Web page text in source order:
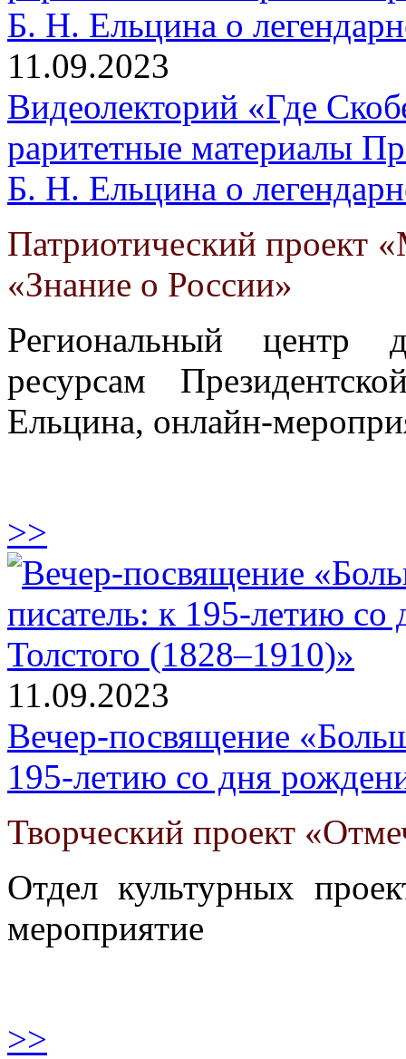
11.09.2023
Видеолекторий «Где
раритетные материалы
Б. Н. Ельцина о
Патриотический проект
«Знание о России»
Региональный центр
ресурсам
Ельцина, онлайн-
>>
11.09.2023
Вечер-посвящение
195-летию со дня
Творческий проект
Отдел культурных
мероприятие
>>